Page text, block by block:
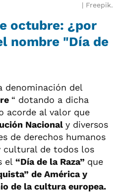
Freepik.
octubre: ¿por
nombre "Día de
denominación del
“ dotando a dicha
acorde al valor que
Nacional y diversos
de derechos humanos
cultural de todos los
el “Día de la Raza” que
de América y
de la cultura europea.